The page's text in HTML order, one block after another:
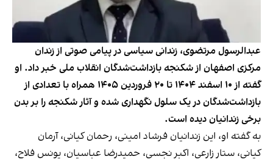
عبدالرسول مرتضوی، زندانی سیاسی در پیامی صوتی از زندان
مرکزی اصفهان از شکنجه بازداشت‌شدگان انقلاب ملی خبر داد. او
گفته از ۱۰ اسفند ۱۴۰۴ تا ۲۰ فروردین ۱۴۰۵ همراه با تعدادی از
بازداشت‌شدگان در یک سلول نگهداری شده و آثار شکنجه را بر بدن
برخی زندانیان دیده است.
به گفته او، این زندانیان فرشاد امینی، رحمان کیانی، آرمان
کیانی، ستار زارعی، اکبر نجسی، حمیدرضا عباسیان، یونس فلاح،